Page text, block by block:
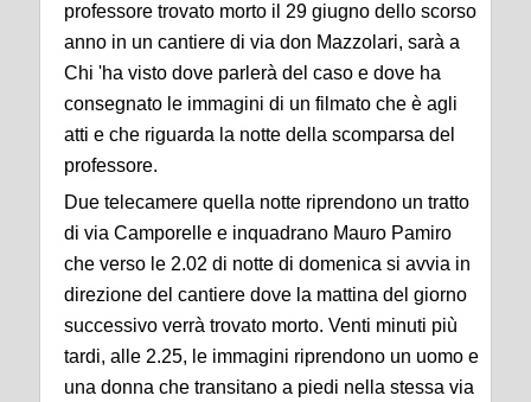
professore trovato morto il 29 giugno dello scorso
anno in un cantiere di via don Mazzolari, sarà a
Chi 'ha visto dove parlerà del caso e dove ha
consegnato le immagini di un filmato che è agli
atti e che riguarda la notte della scomparsa del
professore.
Due telecamere quella notte riprendono un tratto
di via Camporelle e inquadrano Mauro Pamiro
che verso le 2.02 di notte di domenica si avvia in
direzione del cantiere dove la mattina del giorno
successivo verrà trovato morto. Venti minuti più
tardi, alle 2.25, le immagini riprendono un uomo e
una donna che transitano a piedi nella stessa via